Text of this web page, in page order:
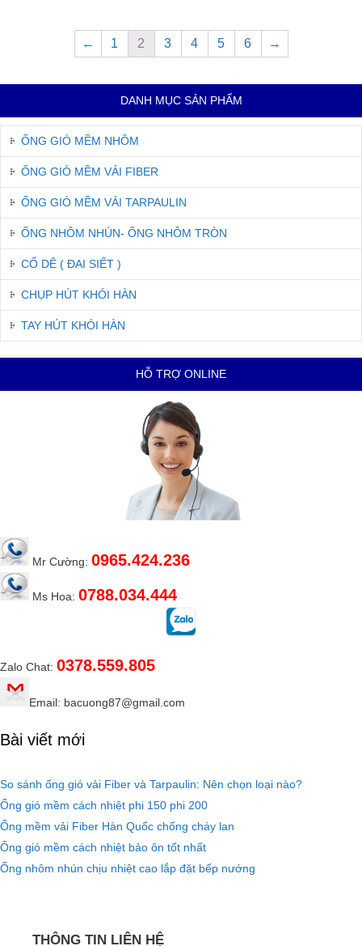
← 1 2 3 4 5 6 →
DANH MỤC SẢN PHẨM
ỐNG GIÓ MỀM NHÔM
ỐNG GIÓ MỀM VẢI FIBER
ỐNG GIÓ MỀM VẢI TARPAULIN
ỐNG NHÔM NHÚN- ỐNG NHÔM TRÒN
CỔ DÊ ( ĐAI SIẾT )
CHỤP HÚT KHÓI HÀN
TAY HÚT KHÓI HÀN
HỖ TRỢ ONLINE
Mr Cường: 0965.424.236
Ms Hoa: 0788.034.444
Zalo Chat: 0378.559.805
Email: bacuong87@gmail.com
Bài viết mới
So sánh ống gió vải Fiber và Tarpaulin: Nên chọn loại nào?
Ống gió mềm cách nhiệt phi 150 phi 200
Ống mềm vải Fiber Hàn Quốc chống cháy lan
Ống gió mềm cách nhiệt bảo ôn tốt nhất
Ống nhôm nhún chịu nhiệt cao lắp đặt bếp nướng
THÔNG TIN LIÊN HỆ